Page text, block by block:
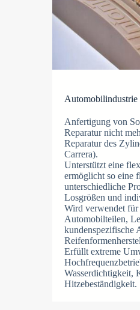
Automobilindustrie
Anfertigung von
Reparatur nicht
Reparatur des
Carrera).
Unterstützt eine
ermöglicht so eine
unterschiedliche
Losgrößen und
Wird verwendet
Automobilteilen,
kundenspezifische
Erfüllt extreme
Wasserdichtigkeit,
Hitzebeständigkeit.